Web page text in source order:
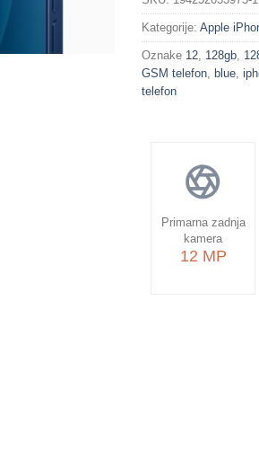
Kategorije: Apple
Oznake 12 128gb
GSM telefon
blue
telefon
Primarna zadnja
kamera
12 MP